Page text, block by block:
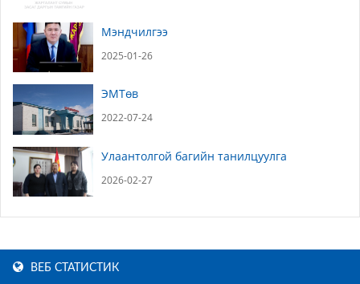
Мэндчилгээ
2025-01-26
ЭМТөв
2022-07-24
Улаантолгой багийн танилцуулга
2026-02-27
ВЕБ СТАТИСТИК